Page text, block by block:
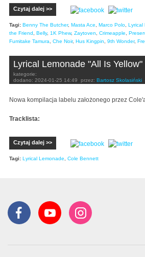
Czytaj dalej >>
Tagi: Benny The Butcher, Masta Ace, Marco Polo, Lyrical
the Friend, Belly, 1K Phew, Zaytoven, Crimeapple,
Fumitake Tamura, Che Noir, Hus Kingpin, 9th Wonder,
Lyrical Lemonade "All Is Yellow"
kategorie:
dodano: 2024-01-25 14:49 przez: Bartosz Skolasiński
Nowa kompilacja labelu założonego przez
Tracklista:
Czytaj dalej >>
Tagi: Lyrical Lemonade, Cole Bennett